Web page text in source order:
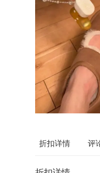
折扣详情 评